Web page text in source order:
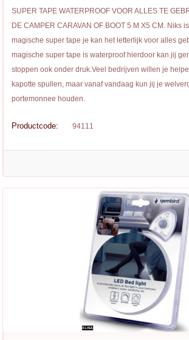
SUPER TAPE WATERPROOF VOOR ALLES TE
DE CAMPER CARAVAN OF BOOT 5 M X5 CM. Niks
magische super tape je kan het letterlijk voor alles
magische super tape is waterproof hierdoor kan jij
stoppen ook onder druk.Veel bedrijven willen je
kapotte spullen, maar vanaf vandaag kun jij je
portemonnee houden.
Productcode: 94111